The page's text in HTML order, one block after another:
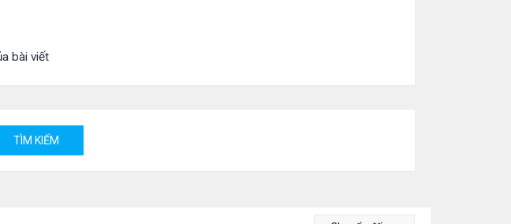
bài viết